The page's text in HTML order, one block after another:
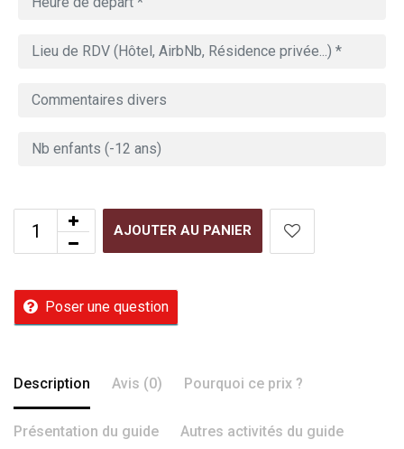
AJOUTER AU PANIER
Poser une question
Description Avis (0) Pourquoi ce prix ?
Présentation du guide Autres activités du guide